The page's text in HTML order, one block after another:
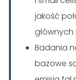
jakość
Badania
bazowe